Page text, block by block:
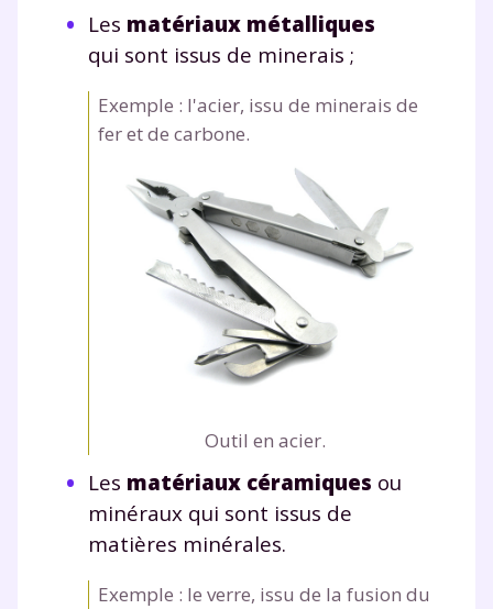
Les matériaux métalliques
qui sont issus de minerais ;
Exemple : l'acier, issu de minerais de
fer et de carbone.
Outil en acier.
Les matériaux céramiques ou
minéraux qui sont issus de
matières minérales.
Exemple : le verre, issu de la fusion du